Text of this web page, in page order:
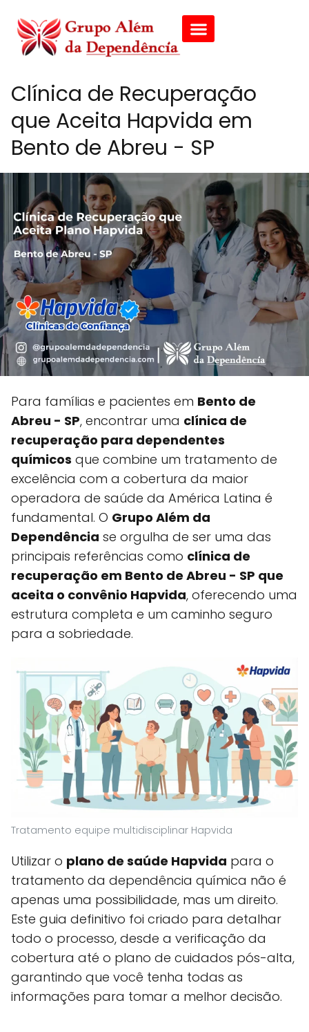
Clínica de Recuperação
que Aceita Hapvida em
Bento de Abreu - SP
Para famílias e pacientes em Bento de
Abreu - SP, encontrar uma clínica de
recuperação para dependentes
químicos que combine um tratamento de
excelência com a cobertura da maior
operadora de saúde da América Latina é
fundamental. O Grupo Além da
Dependência se orgulha de ser uma das
principais referências como clínica de
recuperação em Bento de Abreu - SP que
aceita o convênio Hapvida, oferecendo uma
estrutura completa e um caminho seguro
para a sobriedade.
Tratamento equipe multidisciplinar Hapvida
Utilizar o plano de saúde Hapvida para o
tratamento da dependência química não é
apenas uma possibilidade, mas um direito.
Este guia definitivo foi criado para detalhar
todo o processo, desde a verificação da
cobertura até o plano de cuidados pós-alta,
garantindo que você tenha todas as
informações para tomar a melhor decisão.